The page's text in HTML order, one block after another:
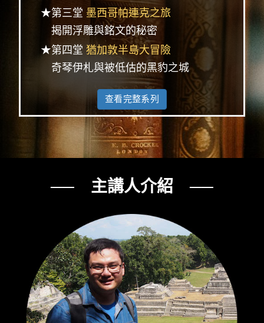
★第三堂 墨西哥帕連克之旅
揭開浮雕與銘文的秘密
★第四堂 猶加敦半島大冒險
奇琴伊札與被低估的黑豹之城
查看完整系列
── 主講人介紹 ──